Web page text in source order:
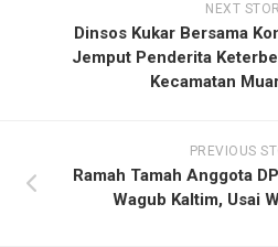
NEXT
Dinsos Kukar Bersama
Jemput Penderita
Kecamatan
PREVIOUS
Ramah Tamah Anggota
Wagub Kaltim, Usai